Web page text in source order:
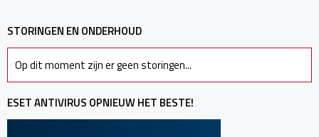
STORINGEN EN ONDERHOUD
Op dit moment zijn er geen storingen...
ESET ANTIVIRUS OPNIEUW HET BESTE!